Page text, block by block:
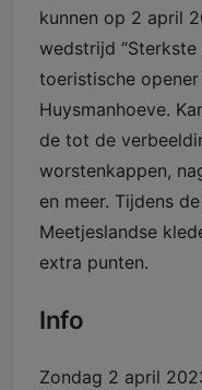
kunnen op 2 april
wedstrijd “Sterkste
toeristische
Huysmanhoeve.
de tot de
worstenkappen,
en meer. Tijdens
Meetjeslandse
extra punten.
Info
Zondag 2 april